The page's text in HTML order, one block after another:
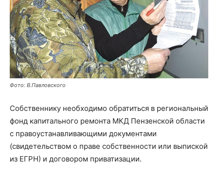
Фото: В.Павловского
Собственнику необходимо обратиться в региональный
фонд капитального ремонта МКД Пензенской области
с правоустанавливающими документами
(свидетельством о праве собственности или выпиской
из ЕГРН) и договором приватизации.